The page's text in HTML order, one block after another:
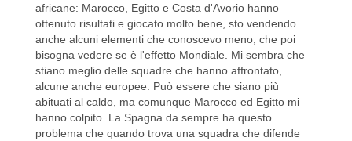
africane: Marocco, Egitto e Costa d'Avorio hanno
ottenuto risultati e giocato molto bene, sto vendendo
anche alcuni elementi che conoscevo meno, che poi
bisogna vedere se è l'effetto Mondiale. Mi sembra che
stiano meglio delle squadre che hanno affrontato,
alcune anche europee. Può essere che siano più
abituati al caldo, ma comunque Marocco ed Egitto mi
hanno colpito. La Spagna da sempre ha questo
problema che quando trova una squadra che difende